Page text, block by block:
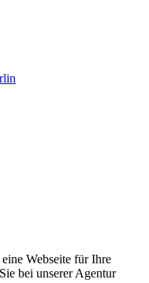
Webseite für Ihre
bei unserer Agentur